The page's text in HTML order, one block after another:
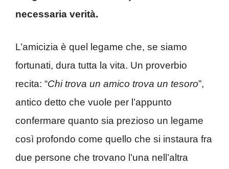
necessaria verità.
L’amicizia è quel legame che, se siamo
fortunati, dura tutta la vita. Un proverbio
recita: “Chi trova un amico trova un tesoro”,
antico detto che vuole per l’appunto
confermare quanto sia prezioso un legame
così profondo come quello che si instaura fra
due persone che trovano l’una nell’altra